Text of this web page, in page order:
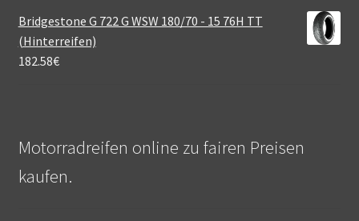
Bridgestone G 722 G WSW 180/70 - 15 76H TT
(Hinterreifen)
182.58€
Motorradreifen online zu fairen Preisen
kaufen.